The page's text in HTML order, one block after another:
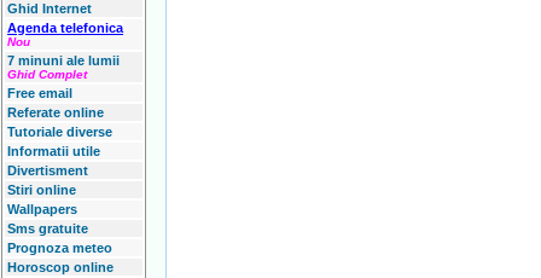
Ghid Internet
Agenda telefonica
Nou
7 minuni ale lumii
Ghid Complet
Free email
Referate online
Tutoriale diverse
Informatii utile
Divertisment
Stiri online
Wallpapers
Sms gratuite
Prognoza meteo
Horoscop online